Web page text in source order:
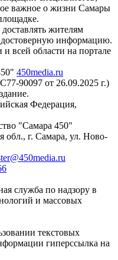
важное о жизни Самары
жителям
информацию.
всей области на портале
450media.ru
90097 от 26.09.2025 г.)
Федерация,
"Самара 450"
обл., г. Самара, ул. Ново-
служба по надзору в
и массовых
текстовых
гиперссылка на